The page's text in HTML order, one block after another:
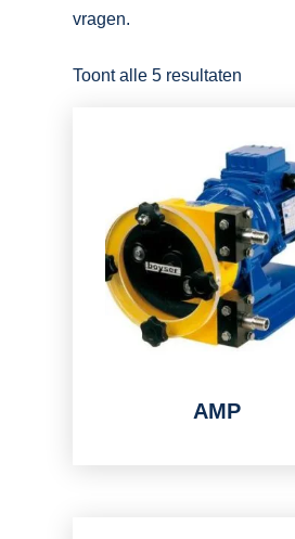
vragen.
Toont alle 5 resultaten
AMP